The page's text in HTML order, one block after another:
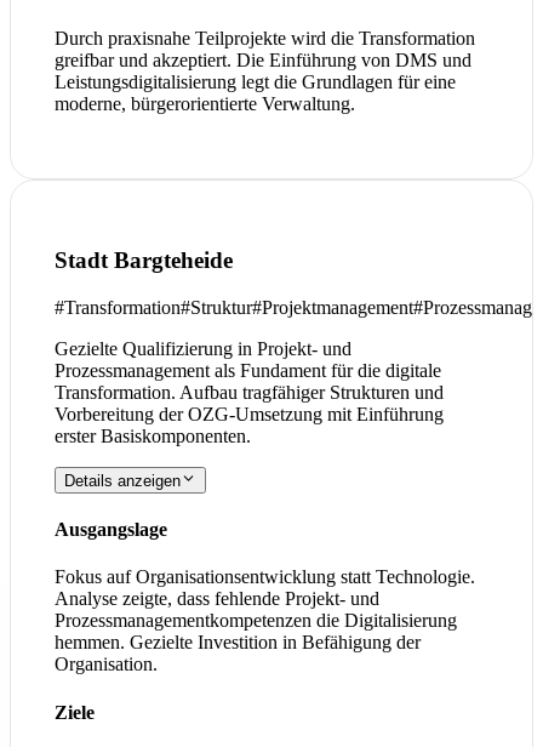
Durch praxisnahe Teilprojekte wird die Transformation
greifbar und akzeptiert. Die Einführung von DMS und
Leistungsdigitalisierung legt die Grundlagen für eine
moderne, bürgerorientierte Verwaltung.
Stadt Bargteheide
#Transformation#Struktur#Projektmanagement#
Gezielte Qualifizierung in Projekt- und
Prozessmanagement als Fundament für die digitale
Transformation. Aufbau tragfähiger Strukturen und
Vorbereitung der OZG-Umsetzung mit Einführung
erster Basiskomponenten.
Details anzeigen
Ausgangslage
Fokus auf Organisationsentwicklung statt Technologie.
Analyse zeigte, dass fehlende Projekt- und
Prozessmanagementkompetenzen die Digitalisierung
hemmen. Gezielte Investition in Befähigung der
Organisation.
Ziele